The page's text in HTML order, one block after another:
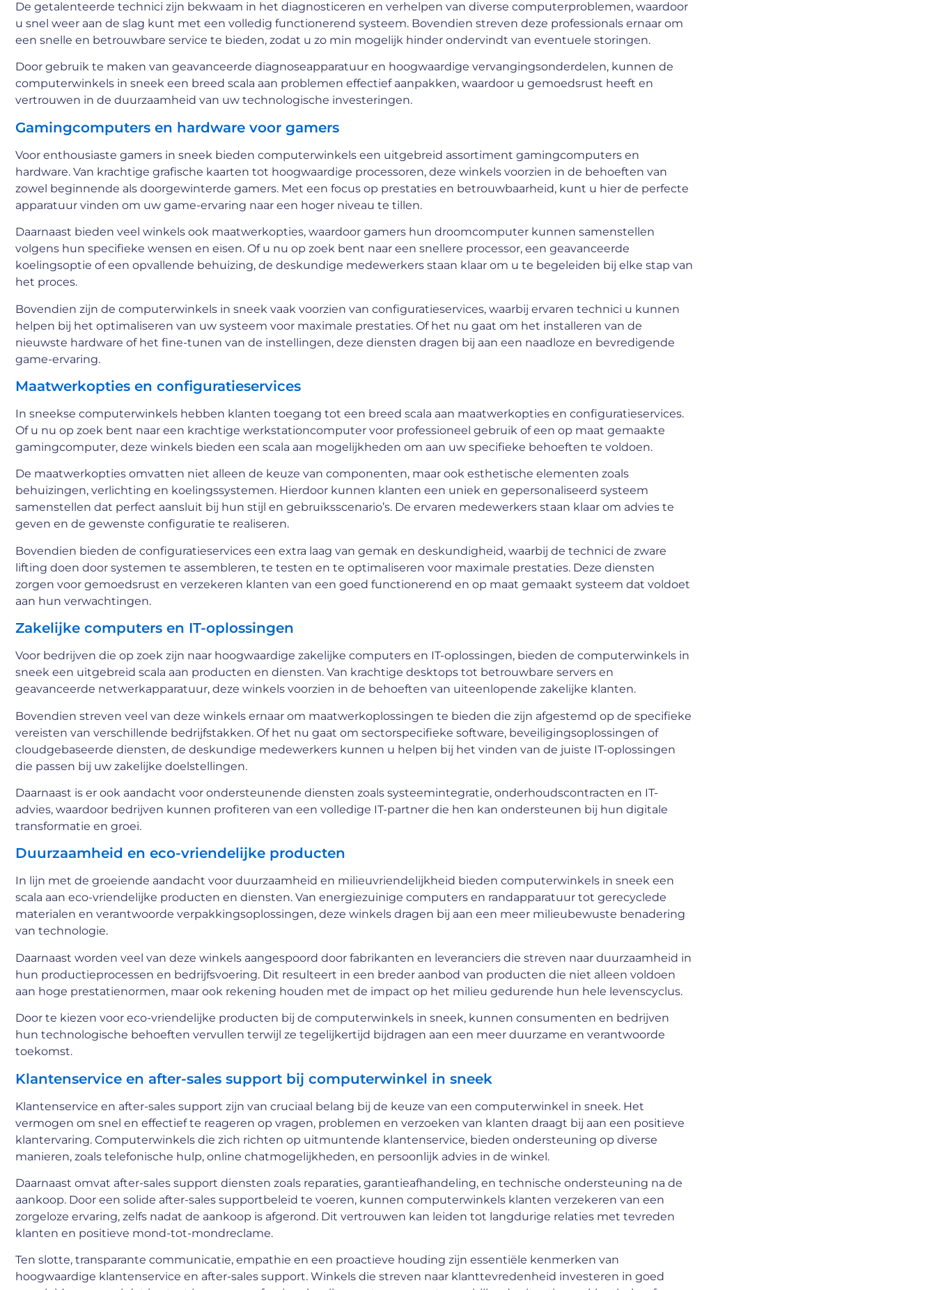
De getalenteerde technici zijn bekwaam in het diagnosticeren en verhelpen van diverse computerproblemen, waardoor
u snel weer aan de slag kunt met een volledig functionerend systeem. Bovendien streven deze professionals ernaar om
een snelle en betrouwbare service te bieden, zodat u zo min mogelijk hinder ondervindt van eventuele storingen.
Door gebruik te maken van geavanceerde diagnoseapparatuur en hoogwaardige vervangingsonderdelen, kunnen de
computerwinkels in sneek een breed scala aan problemen effectief aanpakken, waardoor u gemoedsrust heeft en
vertrouwen in de duurzaamheid van uw technologische investeringen.
Gamingcomputers en hardware voor gamers
Voor enthousiaste gamers in sneek bieden computerwinkels een uitgebreid assortiment gamingcomputers en
hardware. Van krachtige grafische kaarten tot hoogwaardige processoren, deze winkels voorzien in de behoeften van
zowel beginnende als doorgewinterde gamers. Met een focus op prestaties en betrouwbaarheid, kunt u hier de perfecte
apparatuur vinden om uw game-ervaring naar een hoger niveau te tillen.
Daarnaast bieden veel winkels ook maatwerkopties, waardoor gamers hun droomcomputer kunnen samenstellen
volgens hun specifieke wensen en eisen. Of u nu op zoek bent naar een snellere processor, een geavanceerde
koelingsoptie of een opvallende behuizing, de deskundige medewerkers staan klaar om u te begeleiden bij elke stap van
het proces.
Bovendien zijn de computerwinkels in sneek vaak voorzien van configuratieservices, waarbij ervaren technici u kunnen
helpen bij het optimaliseren van uw systeem voor maximale prestaties. Of het nu gaat om het installeren van de
nieuwste hardware of het fine-tunen van de instellingen, deze diensten dragen bij aan een naadloze en bevredigende
game-ervaring.
Maatwerkopties en configuratieservices
In sneekse computerwinkels hebben klanten toegang tot een breed scala aan maatwerkopties en configuratieservices.
Of u nu op zoek bent naar een krachtige werkstationcomputer voor professioneel gebruik of een op maat gemaakte
gamingcomputer, deze winkels bieden een scala aan mogelijkheden om aan uw specifieke behoeften te voldoen.
De maatwerkopties omvatten niet alleen de keuze van componenten, maar ook esthetische elementen zoals
behuizingen, verlichting en koelingssystemen. Hierdoor kunnen klanten een uniek en gepersonaliseerd systeem
samenstellen dat perfect aansluit bij hun stijl en gebruiksscenario’s. De ervaren medewerkers staan klaar om advies te
geven en de gewenste configuratie te realiseren.
Bovendien bieden de configuratieservices een extra laag van gemak en deskundigheid, waarbij de technici de zware
lifting doen door systemen te assembleren, te testen en te optimaliseren voor maximale prestaties. Deze diensten
zorgen voor gemoedsrust en verzekeren klanten van een goed functionerend en op maat gemaakt systeem dat voldoet
aan hun verwachtingen.
Zakelijke computers en IT-oplossingen
Voor bedrijven die op zoek zijn naar hoogwaardige zakelijke computers en IT-oplossingen, bieden de computerwinkels in
sneek een uitgebreid scala aan producten en diensten. Van krachtige desktops tot betrouwbare servers en
geavanceerde netwerkapparatuur, deze winkels voorzien in de behoeften van uiteenlopende zakelijke klanten.
Bovendien streven veel van deze winkels ernaar om maatwerkoplossingen te bieden die zijn afgestemd op de specifieke
vereisten van verschillende bedrijfstakken. Of het nu gaat om sectorspecifieke software, beveiligingsoplossingen of
cloudgebaseerde diensten, de deskundige medewerkers kunnen u helpen bij het vinden van de juiste IT-oplossingen
die passen bij uw zakelijke doelstellingen.
Daarnaast is er ook aandacht voor ondersteunende diensten zoals systeemintegratie, onderhoudscontracten en IT-
advies, waardoor bedrijven kunnen profiteren van een volledige IT-partner die hen kan ondersteunen bij hun digitale
transformatie en groei.
Duurzaamheid en eco-vriendelijke producten
In lijn met de groeiende aandacht voor duurzaamheid en milieuvriendelijkheid bieden computerwinkels in sneek een
scala aan eco-vriendelijke producten en diensten. Van energiezuinige computers en randapparatuur tot gerecyclede
materialen en verantwoorde verpakkingsoplossingen, deze winkels dragen bij aan een meer milieubewuste benadering
van technologie.
Daarnaast worden veel van deze winkels aangespoord door fabrikanten en leveranciers die streven naar duurzaamheid in
hun productieprocessen en bedrijfsvoering. Dit resulteert in een breder aanbod van producten die niet alleen voldoen
aan hoge prestatienormen, maar ook rekening houden met de impact op het milieu gedurende hun hele levenscyclus.
Door te kiezen voor eco-vriendelijke producten bij de computerwinkels in sneek, kunnen consumenten en bedrijven
hun technologische behoeften vervullen terwijl ze tegelijkertijd bijdragen aan een meer duurzame en verantwoorde
toekomst.
Klantenservice en after-sales support bij computerwinkel in sneek
Klantenservice en after-sales support zijn van cruciaal belang bij de keuze van een computerwinkel in sneek. Het
vermogen om snel en effectief te reageren op vragen, problemen en verzoeken van klanten draagt bij aan een positieve
klantervaring. Computerwinkels die zich richten op uitmuntende klantenservice, bieden ondersteuning op diverse
manieren, zoals telefonische hulp, online chatmogelijkheden, en persoonlijk advies in de winkel.
Daarnaast omvat after-sales support diensten zoals reparaties, garantieafhandeling, en technische ondersteuning na de
aankoop. Door een solide after-sales supportbeleid te voeren, kunnen computerwinkels klanten verzekeren van een
zorgeloze ervaring, zelfs nadat de aankoop is afgerond. Dit vertrouwen kan leiden tot langdurige relaties met tevreden
klanten en positieve mond-tot-mondreclame.
Ten slotte, transparante communicatie, empathie en een proactieve houding zijn essentiële kenmerken van
hoogwaardige klantenservice en after-sales support. Winkels die streven naar klanttevredenheid investeren in goed